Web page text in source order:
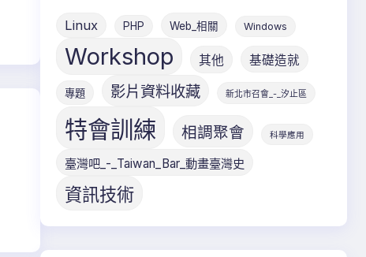
Linux PHP Web_相關 Windows
Workshop 其他 基礎造就
專題 影片資料收藏 新北市召會_-_汐止區
特會訓練 相調聚會 科學應用
臺灣吧_-_Taiwan_Bar_動畫臺灣史
資訊技術